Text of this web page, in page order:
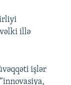
illə
işlər